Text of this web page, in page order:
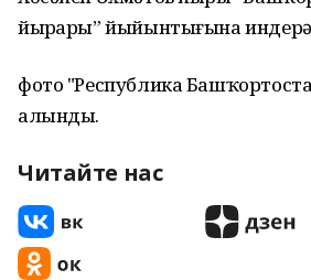
йырҙары” йыйынтығына
фото "Республика
алынды.
Читайте нас